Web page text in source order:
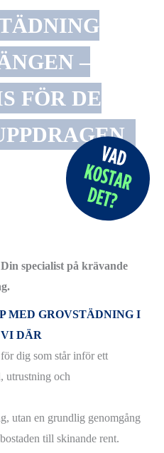
–
FÖR DE
specialist på krävande
MED GROVSTÄDNING I
DÄR
dig som står inför ett
utrustning och
utan en grundlig genomgång
till skinande rent.